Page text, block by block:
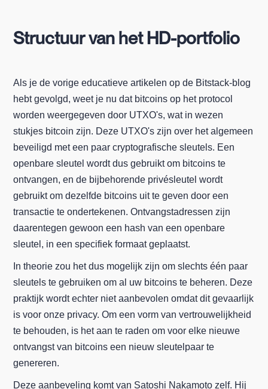
Structuur van het HD-portfolio
Als je de vorige educatieve artikelen op de Bitstack-blog
hebt gevolgd, weet je nu dat bitcoins op het protocol
worden weergegeven door UTXO's, wat in wezen
stukjes bitcoin zijn. Deze UTXO's zijn over het algemeen
beveiligd met een paar cryptografische sleutels. Een
openbare sleutel wordt dus gebruikt om bitcoins te
ontvangen, en de bijbehorende privésleutel wordt
gebruikt om dezelfde bitcoins uit te geven door een
transactie te ondertekenen. Ontvangstadressen zijn
daarentegen gewoon een hash van een openbare
sleutel, in een specifiek formaat geplaatst.
In theorie zou het dus mogelijk zijn om slechts één paar
sleutels te gebruiken om al uw bitcoins te beheren. Deze
praktijk wordt echter niet aanbevolen omdat dit gevaarlijk
is voor onze privacy. Om een vorm van vertrouwelijkheid
te behouden, is het aan te raden om voor elke nieuwe
ontvangst van bitcoins een nieuw sleutelpaar te
genereren.
Deze aanbeveling komt van Satoshi Nakamoto zelf. Hij